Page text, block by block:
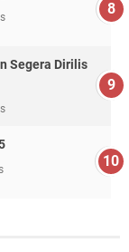
Segera Dirilis